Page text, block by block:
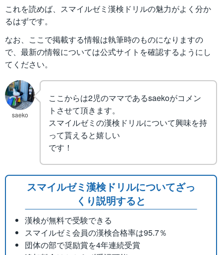
これを読めば、スマイルゼミ漢検ドリルの魅力がよく分か
るはずです。
なお、ここで掲載する情報は執筆時のものになりますの
で、最新の情報については公式サイトを確認するようにし
てください。
saeko
ここからは2児のママであるsaekoがコメン
トさせて頂きます。
スマイルゼミの漢検ドリルについて興味を持
って貰えると嬉しい
です！
スマイルゼミ漢検ドリルについてざっ
くり説明すると
漢検が無料で受験できる
スマイルゼミ会員の漢検合格率は95.7％
団体の部で奨励賞を4年連続受賞